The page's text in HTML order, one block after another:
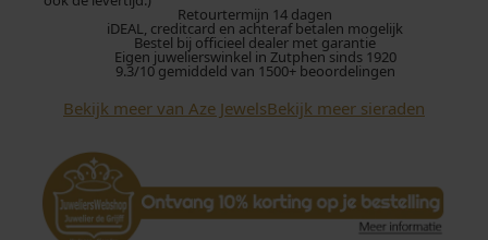
s
R
t
B
r
Retourtermijn 14 dagen
iDEAL, creditcard en achteraf betalen mogelijk
Bestel bij officieel dealer met garantie
Eigen juwelierswinkel in Zutphen sinds 1920
9.3/10 gemiddeld van 1500+ beoordelingen
Bekijk meer van Aze JewelsBekijk meer sieraden